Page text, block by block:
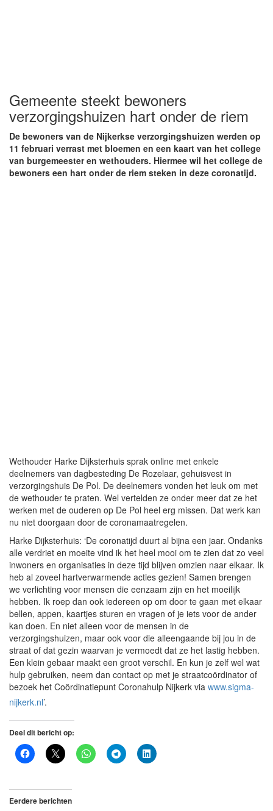
Gemeente steekt bewoners
verzorgingshuizen hart onder de riem
De bewoners van de Nijkerkse verzorgingshuizen werden op
11 februari verrast met bloemen en een kaart van het college
van burgemeester en wethouders. Hiermee wil het college de
bewoners een hart onder de riem steken in deze coronatijd.
Wethouder Harke Dijksterhuis sprak online met enkele
deelnemers van dagbesteding De Rozelaar, gehuisvest in
verzorgingshuis De Pol. De deelnemers vonden het leuk om met
de wethouder te praten. Wel vertelden ze onder meer dat ze het
werken met de ouderen op De Pol heel erg missen. Dat werk kan
nu niet doorgaan door de coronamaatregelen.
Harke Dijksterhuis: ‘De coronatijd duurt al bijna een jaar. Ondanks
alle verdriet en moeite vind ik het heel mooi om te zien dat zo veel
inwoners en organisaties in deze tijd blijven omzien naar elkaar. Ik
heb al zoveel hartverwarmende acties gezien! Samen brengen
we verlichting voor mensen die eenzaam zijn en het moeilijk
hebben. Ik roep dan ook iedereen op om door te gaan met elkaar
bellen, appen, kaartjes sturen en vragen of je iets voor de ander
kan doen. En niet alleen voor de mensen in de
verzorgingshuizen, maar ook voor die alleengaande bij jou in de
straat of dat gezin waarvan je vermoedt dat ze het lastig hebben.
Een klein gebaar maakt een groot verschil. En kun je zelf wel wat
hulp gebruiken, neem dan contact op met je straatcoördinator of
bezoek het Coördinatiepunt Coronahulp Nijkerk via www.sigma-
nijkerk.nl’.
Deel dit bericht op:
Eerdere berichten